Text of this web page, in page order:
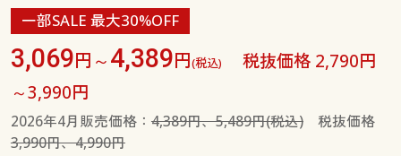
一部SALE 最大30%OFF
3,069円～4,389円(税込)
税抜価格 2,790円
～3,990円
2026年4月販売価格： 4,389円、5,489円(税込)税抜価格
3,990円、4,990円